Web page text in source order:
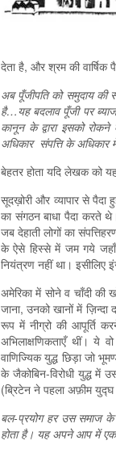
देता है, और श्रम की वार्षिक
अब पूँजीपति को समुदाय की
है…यह बदलाव पूँजी पर
कानून के द्वारा इसको
अधिकार संपत्ति के
बेहतर होता यदि लेखक को यह
सूदख़ोरी और व्यापार से पैदा
का संगठन बाधा पैदा करते
जब देहाती लोगों का
के ऐसे हिस्से में जम गये जहाँ
नियंत्रण नहीं था। इसीलिए
अमेरिका में सोने व चाँदी की
जाना, उनको खानों में
रूप में नीग्रो की आपूर्ति
अभिलाक्षणिकताएँ थीं। ये
वाणिज्यिक युद्ध छिड़ा जो
के जैकोबिन-विरोधी युद्ध में
(ब्रिटेन ने पहला अफ़ीम
बल-प्रयोग हर उस समाज के
होता है। यह अपने आप में